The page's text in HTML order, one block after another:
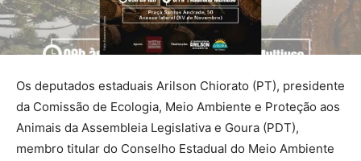
Os deputados estaduais Arilson Chiorato (PT), presidente
da Comissão de Ecologia, Meio Ambiente e Proteção aos
Animais da Assembleia Legislativa e Goura (PDT),
membro titular do Conselho Estadual do Meio Ambiente